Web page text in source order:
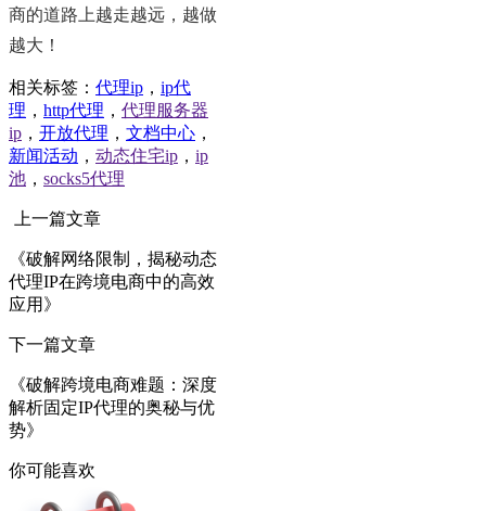
商的道路上越走越远，越做
越大！
相关标签： 代理ip ， ip代
理 ， http代理 ， 代理服务器
ip ， 开放代理 ， 文档中心 ，
新闻活动 ， 动态住宅ip ， ip
池 ， socks5代理
上一篇文章
《破解网络限制，揭秘动态
代理IP在跨境电商中的高效
应用》
下一篇文章
《破解跨境电商难题：深度
解析固定IP代理的奥秘与优
势》
你可能喜欢